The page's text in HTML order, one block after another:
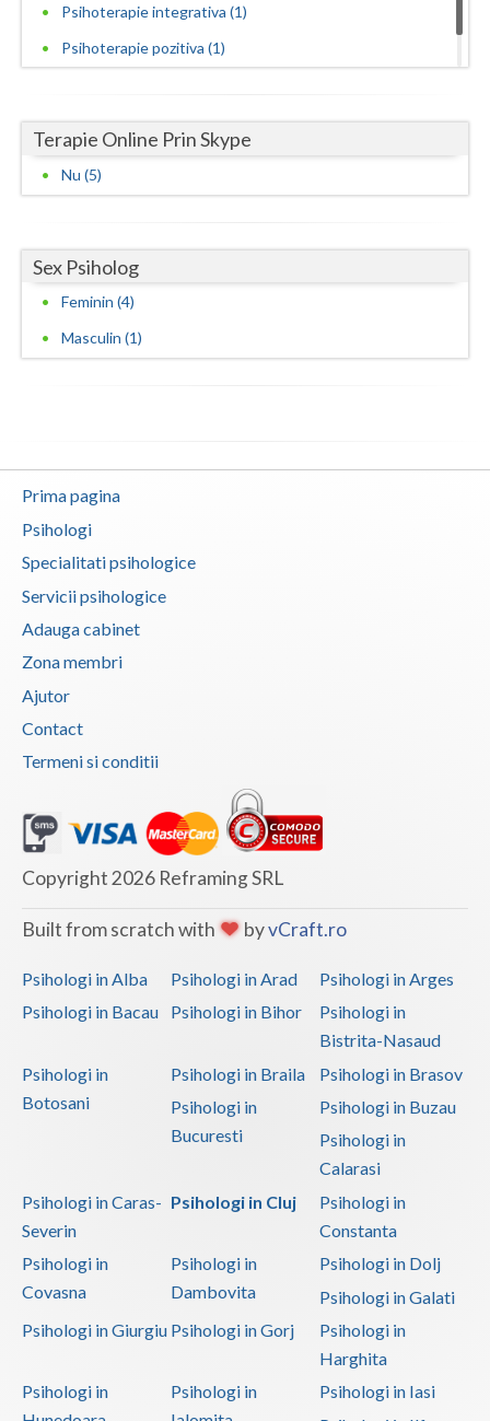
Psihoterapie integrativa (1)
Psihoterapie pozitiva (1)
Terapie Online Prin Skype
Nu (5)
Sex Psiholog
Feminin (4)
Masculin (1)
Prima pagina
Psihologi
Specialitati psihologice
Servicii psihologice
Adauga cabinet
Zona membri
Ajutor
Contact
Termeni si conditii
Copyright 2026 Reframing SRL
Built from scratch with byvCraft.ro
Psihologi in Alba Psihologi in Arad
Psihologi in Arges
Psihologi in Bacau
Psihologi in Bihor
Psihologi in
Bistrita-Nasaud
Psihologi in
Botosani
Psihologi in Braila
Psihologi in Brasov
Psihologi in
Bucuresti
Psihologi in Buzau
Psihologi in
Calarasi
Psihologi in Caras-
Severin
Psihologi in Cluj
Psihologi in
Constanta
Psihologi in
Covasna
Psihologi in
Dambovita
Psihologi in Dolj
Psihologi in Galati
Psihologi in Giurgiu Psihologi in Gorj
Psihologi in
Harghita
Psihologi in
Psihologi in
Psihologi in Iasi